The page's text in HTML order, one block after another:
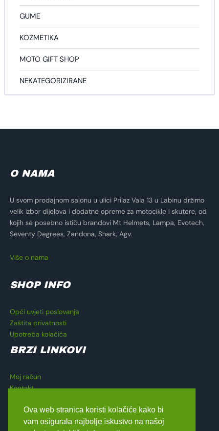
GUME
KOZMETIKA
MOTO GIFT SHOP
NEKATEGORIZIRANE
O NAMA
U svom prodajnom salonu u ulici Prilaz Vala 13 u Labinu držimo
velik izbor dijelova i dodatne opreme za motocikle i skutere, od
kojih se posebno ističu brandovi Mt Helmets, Lampa, Evotech,
Seventy Degrees, Zandona, Shark, Agv.
Više o nama
SHOP INFO
Opći uvjeti poslovanja
Zaštita privatnosti
Upotreba kolačića
BRZI LINKOVI
Moj račun
Kontakt
Blagajna
Ova web stranica koristi kolačiće kako bi
vam osigurala najbolje iskustvo na našoj